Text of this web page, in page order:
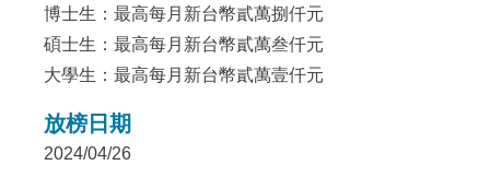
博士生：最高每月新台幣貳萬捌仟元
碩士生：最高每月新台幣貳萬叁仟元
大學生：最高每月新台幣貳萬壹仟元
放榜日期
2024/04/26